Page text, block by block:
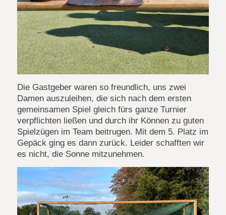
Die Gastgeber waren so freundlich, uns zwei
Damen auszuleihen, die sich nach dem ersten
gemeinsamen Spiel gleich fürs ganze Turnier
verpflichten ließen und durch ihr Können zu guten
Spielzügen im Team beitrugen. Mit dem 5. Platz im
Gepäck ging es dann zurück. Leider schafften wir
es nicht, die Sonne mitzunehmen.